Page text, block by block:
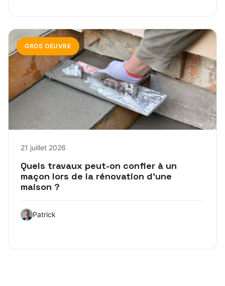
GROS OEUVRE
21 juillet 2026
Quels travaux peut-on confier à un
maçon lors de la rénovation d’une
maison ?
Patrick